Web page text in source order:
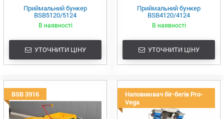
Приймальний бункер
BSB5120/5124
В наявності
УТОЧНИТИ ЦІНУ
Приймальний бункер
BSB4120/4124
В наявності
УТОЧНИТИ ЦІНУ
BSB 3916
Наповнювач біг-бегів Pro-
Vega